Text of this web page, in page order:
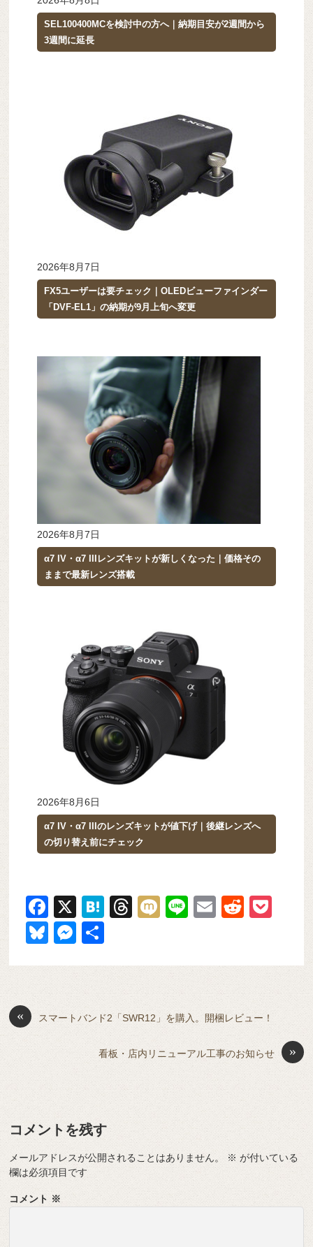
SEL100400MCを検討中の方へ｜納期目安が2週間から
3週間に延長
2026年8月7日
FX5ユーザーは要チェック｜OLEDビューファインダー
「DVF-EL1」の納期が9月上旬へ変更
2026年8月7日
α7 IV・α7 IIIレンズキットが新しくなった｜価格その
ままで最新レンズ搭載
2026年8月6日
α7 IV・α7 IIIのレンズキットが値下げ｜後継レンズへ
の切り替え前にチェック
F
a
c
e
o
o
X
H
n
T
a
s
M
Li
E
R
di et
Bl
sk
y
M
n
« スマートバンド2「SWR12」を購入。開梱レビュー！
»
看板・店内リニューアル工事のお知らせ
コメントを残す
メールアドレスが公開されることはありません。 ※ が付いている
欄は必須項目です
コメント ※